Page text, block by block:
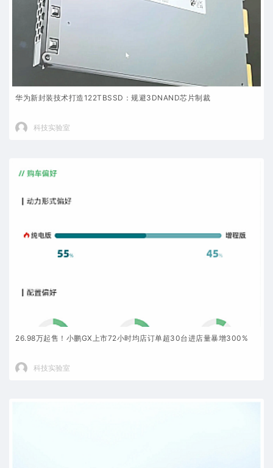
华为新封装技术打造122TBSSD：规避3DNAND芯片制裁
科技实验室
26.98万起售！小鹏GX上市72小时均店订单超30台进店量暴增300%
科技实验室